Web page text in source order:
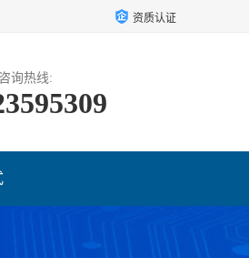
资质认证
询热线: